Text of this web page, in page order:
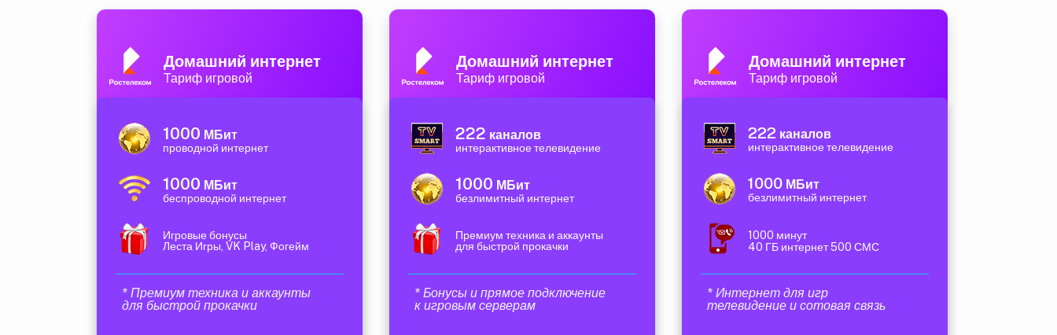
Домашний интернет
Тариф игровой
1000 МБит
проводной интернет
1000 МБит
беспроводной интернет
Игровые бонусы
Леста Игры, VK Play, Фогейм
* Премиум техника и аккаунты
для быстрой прокачки
Домашний интернет
Тариф игровой
222 каналов
интерактивное телевидение
1000 МБит
безлимитный интернет
Премиум техника и аккаунты
для быстрой прокачки
* Бонусы и прямое подключение
к игровым серверам
Домашний интернет
Тариф игровой
222 каналов
интерактивное телевидение
1000 МБит
безлимитный интернет
1000 минут
40 ГБ интернет 500 СМС
* Интернет для игр
телевидение и сотовая связь